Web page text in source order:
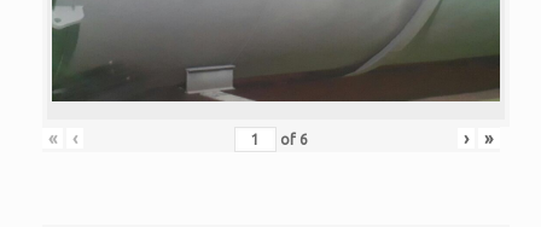
« ‹ of 6 › »